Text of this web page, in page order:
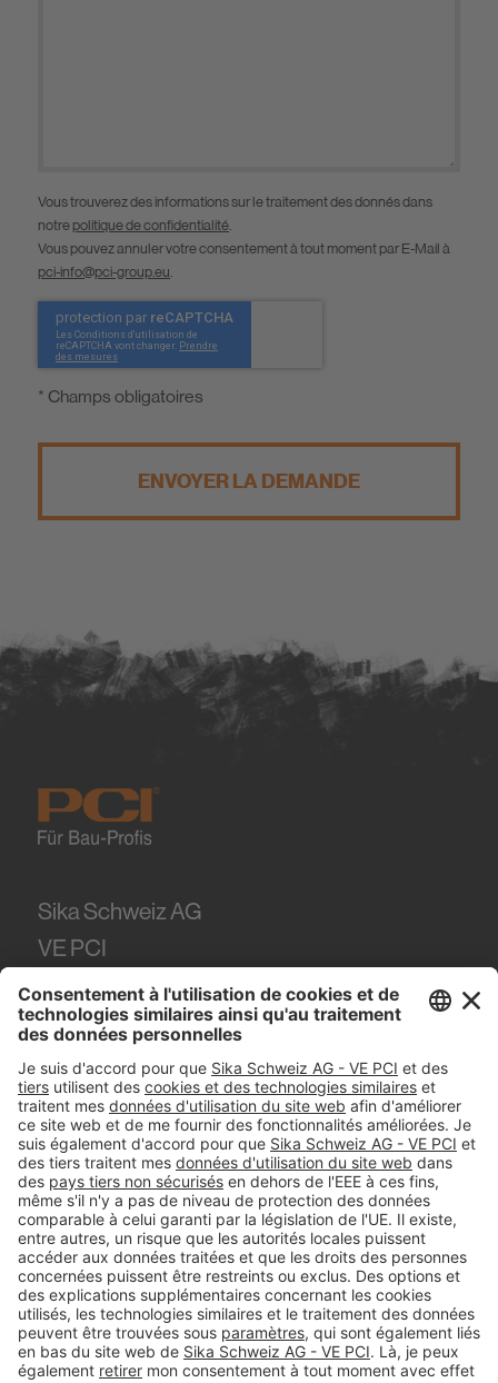
Vous trouverez des informations sur le traitement des donnés dans
notre politique de confidentialité.
Vous pouvez annuler votre consentement à tout moment par E-Mail à
pci-info@pci-group.eu.
* Champs obligatoires
ENVOYER LA DEMANDE
Sika Schweiz AG
VE PCI
Tüffenwies 16
8048Zürich
Tel. +41 (58) 436 21 21
#PCI